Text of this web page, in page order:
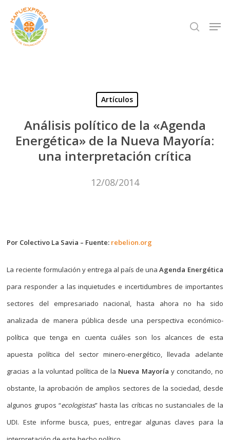
Skip
main
search
Artículos
Análisis político de la «Agenda
Energética» de la Nueva Mayoría:
una interpretación crítica
12/08/2014
Por Colectivo La Savia – Fuente: rebelion.org
La reciente formulación y entrega al país de unaAgenda Energética
para responder a las inquietudes e incertidumbres de importantes
sectores del empresariado nacional, hasta ahora no ha sido
analizada de manera pública desde una perspectiva económico-
política que tenga en cuenta cuáles son los alcances de esta
apuesta política del sector minero-energético, llevada adelante
gracias a la voluntad política de la Nueva Mayoría y concitando, no
obstante, la aprobación de amplios sectores de la sociedad, desde
algunos grupos “ecologistas” hasta las críticas no sustanciales de la
UDI. Este informe busca, pues, entregar algunas claves para la
Close